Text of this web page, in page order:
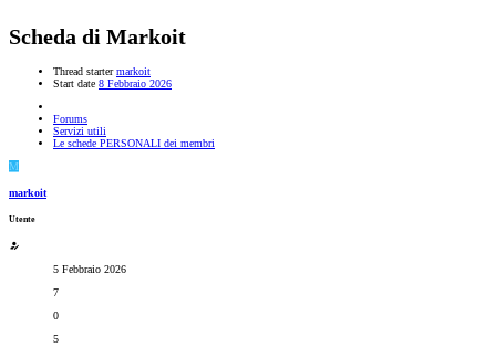
Scheda di Markoit
Thread starter markoit
Start date 8 Febbraio 2026
Forums
Servizi utili
Le schede PERSONALI dei membri
M
markoit
Utente
5 Febbraio 2026
7
0
5